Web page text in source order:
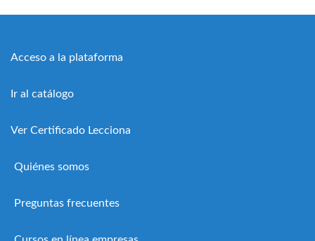
Acceso a la plataforma
Ir al catálogo
Ver Certificado Lecciona
Quiénes somos
Preguntas frecuentes